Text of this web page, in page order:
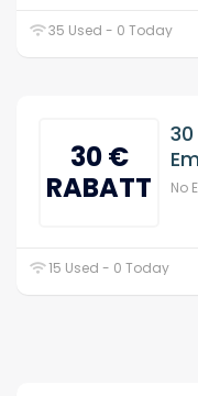
35 Used - 0 Today
30 €
RABATT
No
15 Used - 0 Today